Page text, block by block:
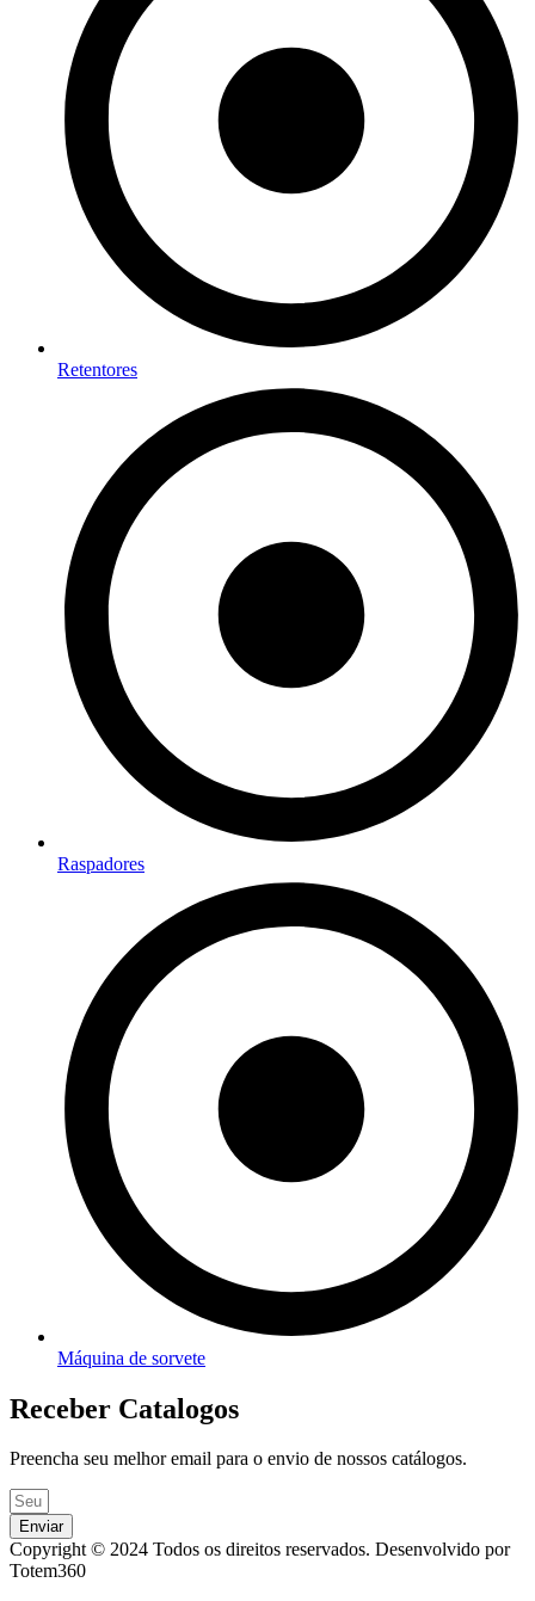
Retentores
Raspadores
Máquina de sorvete
Receber Catalogos
Preencha seu melhor email para o envio de nossos catálogos.
Enviar
Copyright © 2024 Todos os direitos reservados. Desenvolvido por
Totem360